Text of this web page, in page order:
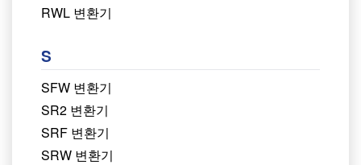
RWL 변환기
S
SFW 변환기
SR2 변환기
SRF 변환기
SRW 변환기